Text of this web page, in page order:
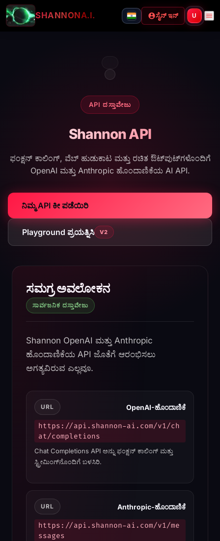
SHANNONA.I. ಸೈನ್ ಇನ್ U
API ದಸ್ತಾವೇಜು
Shannon API
ಫಂಕ್ಷನ್ ಕಾಲಿಂಗ್, ವೆಬ್ ಹುಡುಕಾಟ ಮತ್ತು ರಚಿತ ಔಟ್‌ಪುಟ್‌ಗಳೊಂದಿಗೆ
OpenAI ಮತ್ತು Anthropic ಹೊಂದಾಣಿಕೆಯ AI API.
ನಿಮ್ಮ API ಕೀ ಪಡೆಯಿರಿ
Playground ಪ್ರಯತ್ನಿಸಿ V2
Shannon AI API
ಸಮಗ್ರ ಅವಲೋಕನ
ಸಾರ್ವಜನಿಕ ದಸ್ತಾವೇಜು
Shannon OpenAI ಮತ್ತು Anthropic
ಹೊಂದಾಣಿಕೆಯ API ಜೊತೆಗೆ ಆರಂಭಿಸಲು
ಅಗತ್ಯವಿರುವ ಎಲ್ಲವೂ.
URL OpenAI-ಹೊಂದಾಣಿಕೆ
https://api.shannon-ai.com/v1/ch
at/completions
Chat Completions API ಅನ್ನು ಫಂಕ್ಷನ್ ಕಾಲಿಂಗ್ ಮತ್ತು
ಸ್ಟ್ರೀಮಿಂಗ್‌ನೊಂದಿಗೆ ಬಳಸಿರಿ.
URL Anthropic-ಹೊಂದಾಣಿಕೆ
https://api.shannon-ai.com/v1/me
ssages